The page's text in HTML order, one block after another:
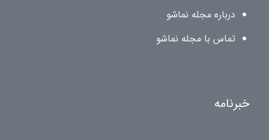
درباره مجله نماشو
تماس با مجله نماشو
خبرنامه